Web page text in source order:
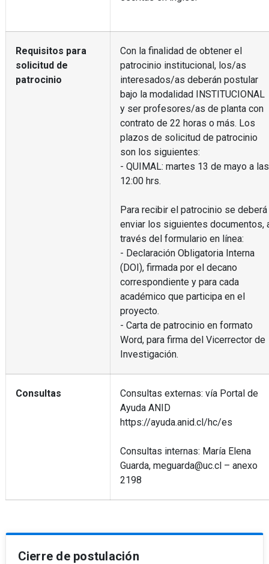
Requisitos para
solicitud de
patrocinio
Con la finalidad de obtener el
patrocinio institucional, los/as
interesados/as deberán postular
bajo la modalidad INSTITUCIONAL
y ser profesores/as de planta con
contrato de 22 horas o más. Los
plazos de solicitud de patrocinio
son los siguientes:
- QUIMAL: martes 13 de mayo a las
12:00 hrs.
Para recibir el patrocinio se deberá
enviar los siguientes documentos,
través del formulario en línea:
- Declaración Obligatoria Interna
(DOI), firmada por el decano
correspondiente y para cada
académico que participa en el
proyecto.
- Carta de patrocinio en formato
Word, para firma del Vicerrector de
Investigación.
Consultas
Consultas externas: vía Portal de
Ayuda ANID
https://ayuda.anid.cl/hc/es
Consultas internas: María Elena
Guarda, meguarda@uc.cl – anexo
2198
Cierre de postulación